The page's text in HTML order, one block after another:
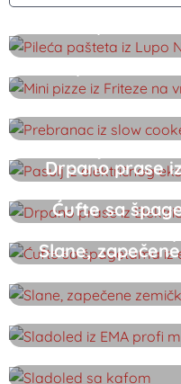
Mini pizze iz
Pasulj iz
Drpano prase
Ćufte sa
Slane,
Sladoled iz